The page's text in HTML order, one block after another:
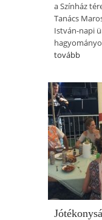
a Színház
Tanács
István-napi
tovább